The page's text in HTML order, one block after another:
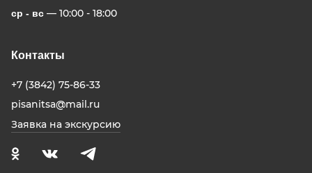
ср - вс — 10:00 - 18:00
Контакты
+7 (3842) 75-86-33
pisanitsa@mail.ru
Заявка на экскурсию